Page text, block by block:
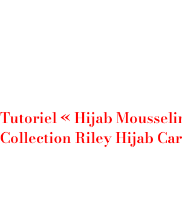
Tutoriel « Hijab
Collection Riley Hijab